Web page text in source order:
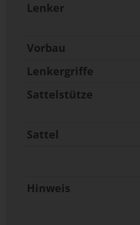
Lenker
Vorbau
Lenkergriffe
Sattelstütze
Sattel
Hinweis